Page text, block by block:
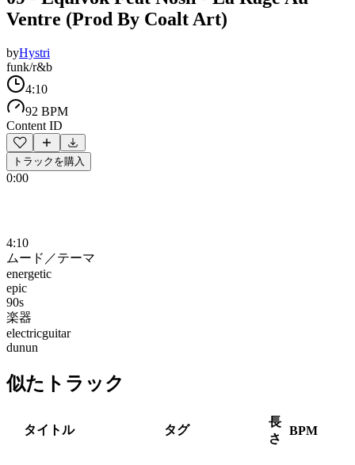
Ventre (Prod By Coalt Art)
byHystri
funk/r&b
4:10
92 BPM
Content ID
トラックを購入
0:00
4:10
ムード／テーマ
energetic
epic
90s
楽器
electricguitar
dunun
似たトラック
タイトル タグ
長
さ
BPM